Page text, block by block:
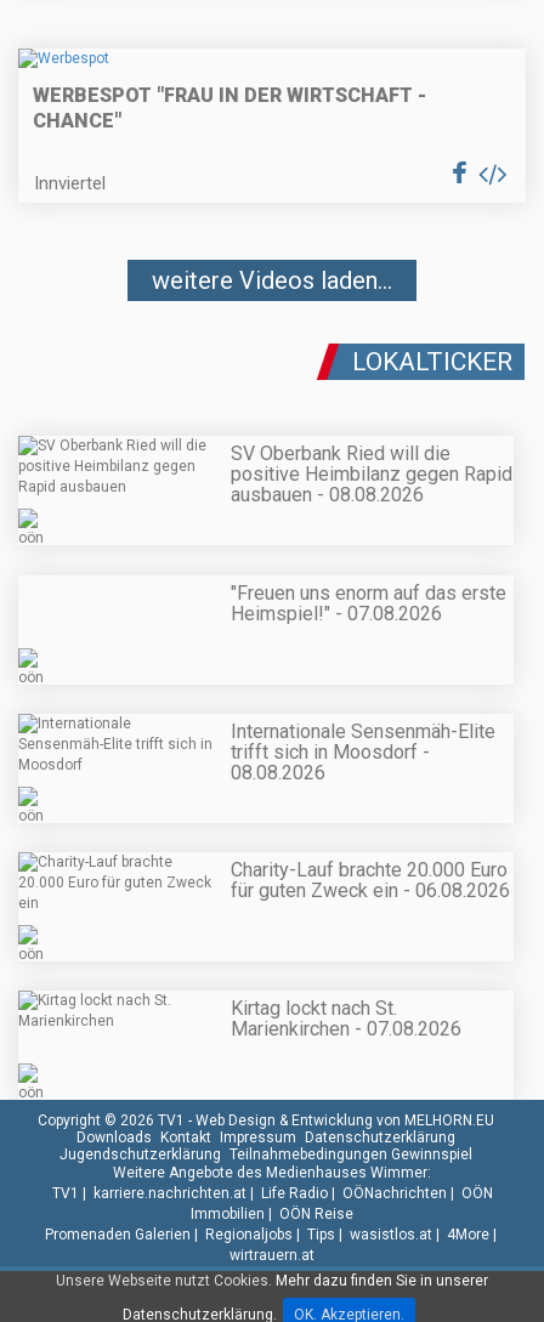
WERBESPOT "FRAU IN DER WIRTSCHAFT -
CHANCE"
Innviertel
weitere Videos laden...
LOKALTICKER
SV Oberbank Ried will die
positive Heimbilanz gegen Rapid
ausbauen - 08.08.2026
"Freuen uns enorm auf das erste
Heimspiel!" - 07.08.2026
Internationale Sensenmäh-Elite
trifft sich in Moosdorf -
08.08.2026
Charity-Lauf brachte 20.000 Euro
für guten Zweck ein - 06.08.2026
Kirtag lockt nach St.
Marienkirchen - 07.08.2026
Unsere Webseite nutzt Cookies. Mehr dazu finden Sie in unserer
Datenschutzerklärung.
OK. Akzeptieren.
Copyright © 2026 TV1 - Web Design & Entwicklung von MELHORN.EU
Downloads
Kontakt Impressum
Datenschutzerklärung
Jugendschutzerklärung Teilnahmebedingungen Gewinnspiel
Weitere Angebote des Medienhauses Wimmer:
TV1
karriere.nachrichten.at| Life Radio| OÖNachrichten
OÖN
Immobilien
OÖN Reise
Promenaden Galerien
Regionaljobs Tips wasistlos.at| 4More|
wirtrauern.at